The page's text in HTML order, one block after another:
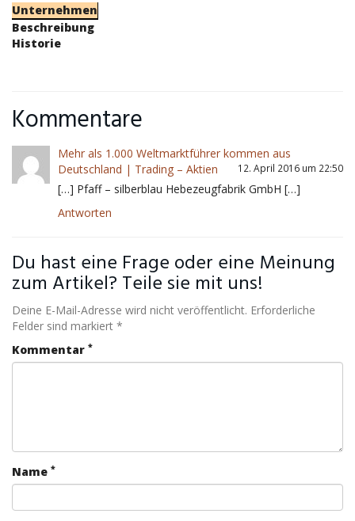
Unternehmen
Beschreibung
Historie
Kommentare
Mehr als 1.000 Weltmarktführer kommen aus
Deutschland | Trading – Aktien
12. April 2016 um 22:50
[…] Pfaff – silberblau Hebezeugfabrik GmbH […]
Antworten
Du hast eine Frage oder eine Meinung
zum Artikel? Teile sie mit uns!
Deine E-Mail-Adresse wird nicht veröffentlicht. Erforderliche
Felder sind markiert *
Kommentar *
Name *